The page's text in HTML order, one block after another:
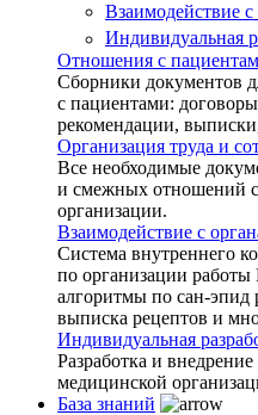
Взаимодействие с
Индивидуальная
Отношения с
Сборники документов
с пациентами:
рекомендации,
Организация труда и
Все необходимые
и смежных отношений
организации.
Взаимодействие с
Система внутреннего
по организации
алгоритмы по сан-
выписка рецептов и
Индивидуальная
Разработка и
медицинской
База знаний